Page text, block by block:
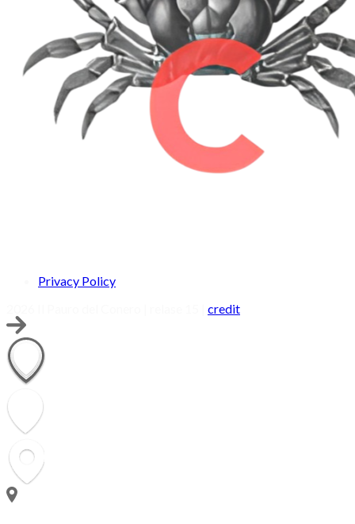
Privacy Policy
credit